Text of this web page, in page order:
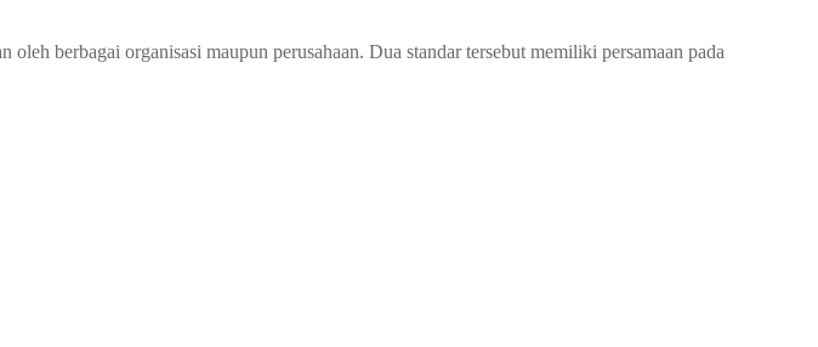
berbagai organisasi maupun perusahaan. Dua standar tersebut memiliki persamaan pada